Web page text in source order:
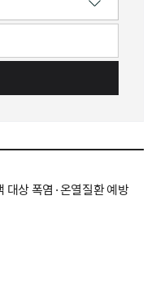
대상 폭염·온열질환 예방